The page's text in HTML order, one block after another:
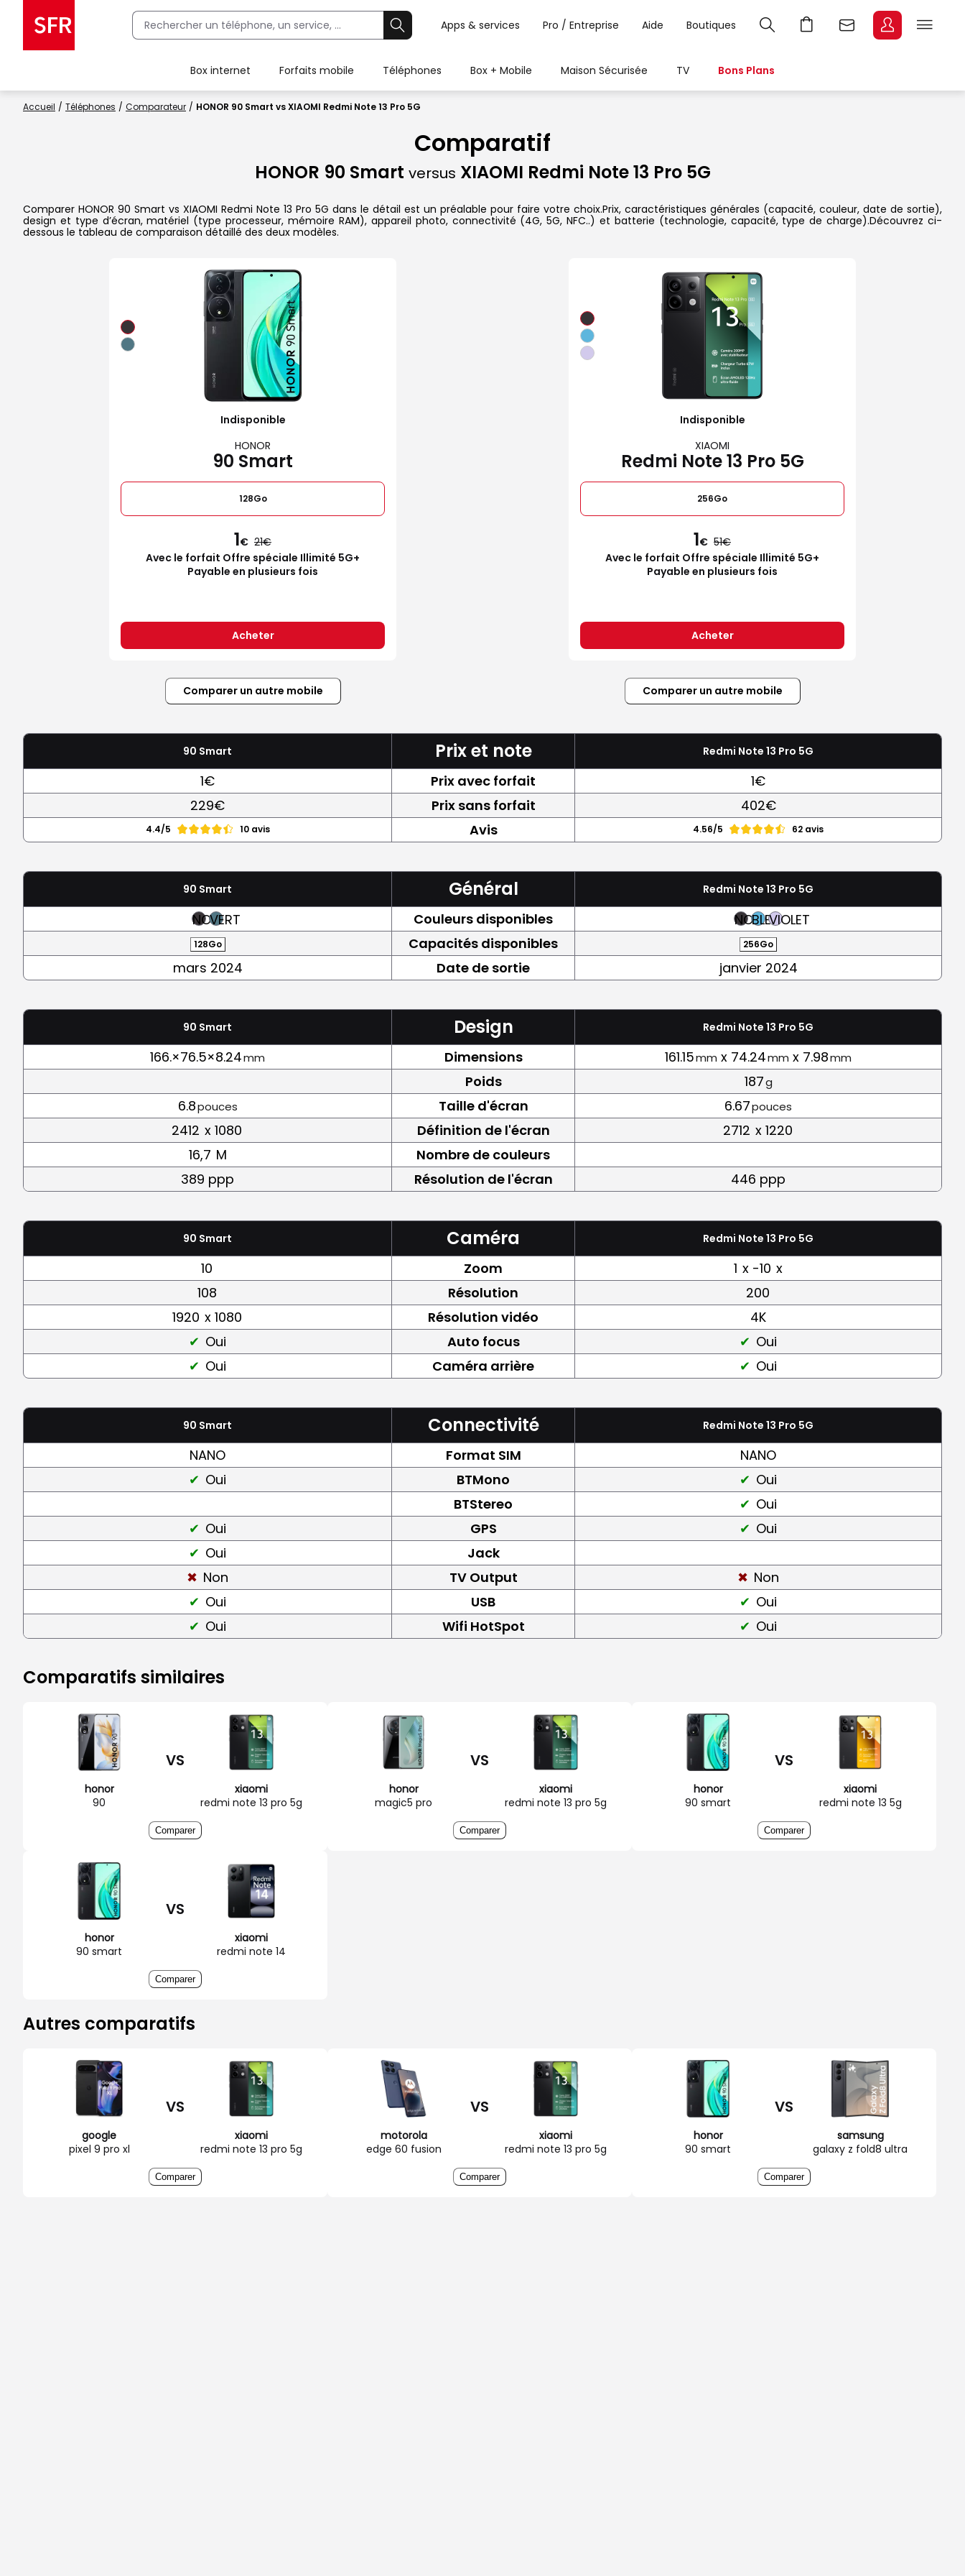
Apps & services Pro / Entreprise Aide Boutiques
Box internet Forfaits mobile Téléphones Box + Mobile Maison Sécurisée TV Bons Plans
Accueil Téléphones Comparateur HONOR 90 Smart vs XIAOMI Redmi Note 13 Pro 5G
Comparatif
HONOR 90 Smart versus XIAOMI Redmi Note 13 Pro 5G
Comparer HONOR 90 Smart vs XIAOMI Redmi Note 13 Pro 5G dans le détail est un préalable pour faire votre choix.Prix, caractéristiques générales (capacité, couleur, date de sortie),
design et type d’écran, matériel (type processeur, mémoire RAM), appareil photo, connectivité (4G, 5G, NFC..) et batterie (technologie, capacité, type de charge).Découvrez ci-
dessous le tableau de comparaison détaillé des deux modèles.
Indisponible
HONOR
90 Smart
128Go
1€ 21
Avec le forfait Offre spéciale Illimité 5G+
Payable en plusieurs fois
Acheter
Indisponible
XIAOMI
Redmi Note 13 Pro 5G
256Go
1€ 51
Avec le forfait Offre spéciale Illimité 5G+
Payable en plusieurs fois
Acheter
Comparer un autre mobile Comparer un autre mobile
90 Smart Prix et note Redmi Note 13 Pro 5G
1€ Prix avec forfait
1€
229€
Prix sans forfait 402€
4.4/5 10 avis Avis 4.56/5 62 avis
90 Smart Général Redmi Note 13 Pro 5G
NOIRVERT Couleurs disponibles NOIRBLEUVIOLET
128Go Capacités disponibles 256Go
mars 2024 Date de sortie janvier 2024
90 Smart Design Redmi Note 13 Pro 5G
166.×76.5×8.24mm Dimensions 161.15mm x 74.24mm x 7.98mm
Poids 187g
6.8pouces Taille d'écran 6.67pouces
2412 x 1080 Définition de l'écran 2712 x 1220
16,7 M
Nombre de couleurs
389 ppp
Résolution de l'écran 446 ppp
90 Smart Caméra Redmi Note 13 Pro 5G
10 Zoom 1 x -10 x
108
Résolution
200
1920 x 1080 Résolution vidéo
4K
Oui
Auto focus
Oui
Oui
Caméra arrière Oui
90 Smart Connectivité Redmi Note 13 Pro 5G
NANO Format SIM
NANO
Oui
BTMono
Oui
BTStereo
Oui
Oui
GPS
Oui
Oui
Jack
Non
TV Output
Non
Oui
USB
Oui
Oui
Wifi HotSpot Oui
Comparatifs similaires
honor
90
VS
xiaomi
redmi note 13 pro 5g
Comparer
honor
magic5 pro
VS
xiaomi
redmi note 13 pro 5g
Comparer
honor
90 smart
VS
xiaomi
redmi note 13 5g
Comparer
honor
90 smart
VS
xiaomi
redmi note 14
Comparer
Autres comparatifs
google
pixel 9 pro xl
VS
xiaomi
redmi note 13 pro 5g
Comparer
motorola
edge 60 fusion
VS
xiaomi
redmi note 13 pro 5g
Comparer
honor
90 smart
VS
samsung
galaxy z fold8 ultra
Comparer